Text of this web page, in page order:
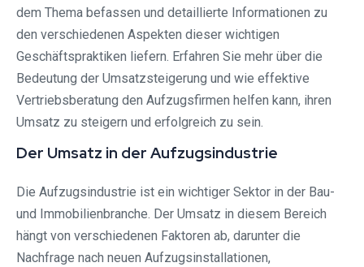
dem Thema befassen und detaillierte Informationen zu
den verschiedenen Aspekten dieser wichtigen
Geschäftspraktiken liefern. Erfahren Sie mehr über die
Bedeutung der Umsatzsteigerung und wie effektive
Vertriebsberatung den Aufzugsfirmen helfen kann, ihren
Umsatz zu steigern und erfolgreich zu sein.
Der Umsatz in der Aufzugsindustrie
Die Aufzugsindustrie ist ein wichtiger Sektor in der Bau-
und Immobilienbranche. Der Umsatz in diesem Bereich
hängt von verschiedenen Faktoren ab, darunter die
Nachfrage nach neuen Aufzugsinstallationen,